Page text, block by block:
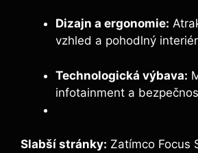
Dizajn a ergonomie:
vzhled a pohodlný
Technologická výbava:
infotainment a
Slabší stránky: Zatímco Focus